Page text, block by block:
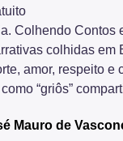
Colhendo Contos
colhidas em
amor, respeito
“griôs”
Mauro de